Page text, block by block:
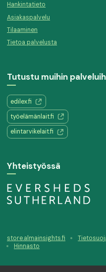
Hankintatieto
Asiakaspalvelu
Tilaaminen
Tietoa palvelusta
Tutustu muihin
edilex.fi
työelämänlait.fi
elintarvikelait.fi
Yhteistyössä
store.almainsights.fi
Hinnasto